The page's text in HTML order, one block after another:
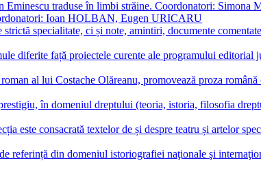
Eminescu traduse în limbi străine. Coordonatori:
Ioan HOLBAN, Eugen URICARU
specialitate, ci și note, amintiri, documente
diferite față proiectele curente ale programului
al lui Costache Olăreanu, promovează proza
în domeniul dreptului (teoria, istoria, filosofia
este consacrată textelor de și despre teatru și artelor
referință din domeniul istoriografiei naţionale şi